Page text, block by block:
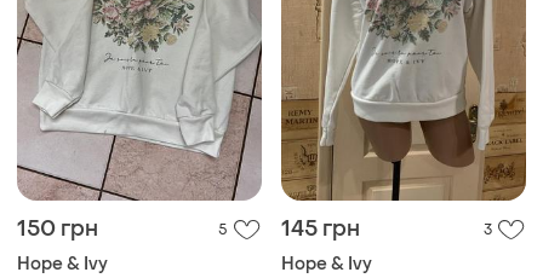
150 грн 5
Hope & Ivy
145 грн 3
Hope & Ivy